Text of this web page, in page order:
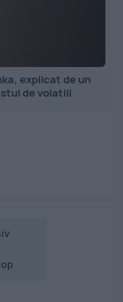
explicat de un
de volatili